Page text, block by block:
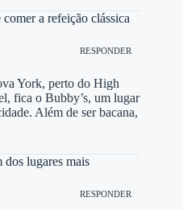
a refeição clássica
RESPONDER
York, perto do High
fica o Bubby’s, um lugar
Além de ser bacana,
lugares mais
RESPONDER